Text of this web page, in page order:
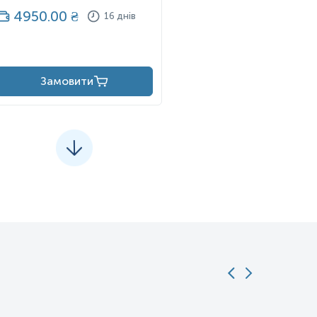
мембран. Існує дев’ять типів специфічних антигенів
холангітом; М2 – первинний біліарний холангітом та в
міокардит; М5 – системний червоний вовчак і
значущими при діагностиці первинного біліарного цирозу
ПБЦ від інших аутоімунних захворювань, які
викликає запалення і фіброз внутрішньопечінкових жовчних
біліарний цироз може супроводжуватися такими
4950.00 ₴ 16 днів
Замовити